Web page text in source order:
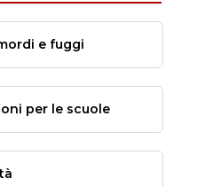
e fuggi
per le scuole